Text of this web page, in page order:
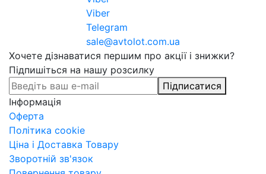
Viber
Telegram
sale@avtolot.com.ua
Хочете дізнаватися першим про акції і знижки?
Підпишіться на нашу розсилку
Підписатися
Інформація
Оферта
Політика cookie
Ціна і Доставка Товару
Зворотній зв'язок